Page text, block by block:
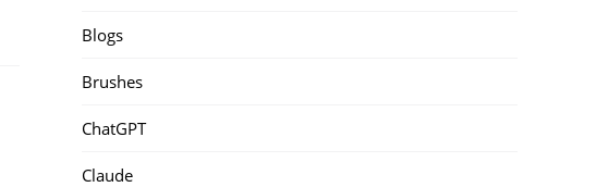
Blogs
Brushes
ChatGPT
Claude